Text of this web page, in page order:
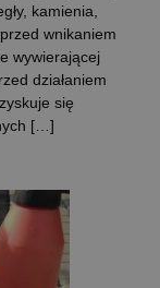
kamienia,
wnikaniem
wywierającej
działaniem
się
[…]